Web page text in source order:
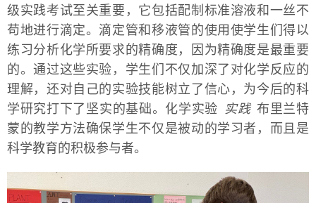
级实践考试至关重要，它包括配制标准溶液和一丝不
苟地进行滴定。滴定管和移液管的使用使学生们得以
练习分析化学所要求的精确度，因为精确度是最重要
的。通过这些实验，学生们不仅加深了对化学反应的
理解，还对自己的实验技能树立了信心，为今后的科
学研究打下了坚实的基础。化学实验 实践 布里兰特
蒙的教学方法确保学生不仅是被动的学习者，而且是
科学教育的积极参与者。